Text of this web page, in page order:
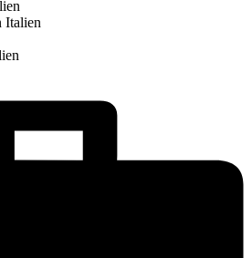
Italien